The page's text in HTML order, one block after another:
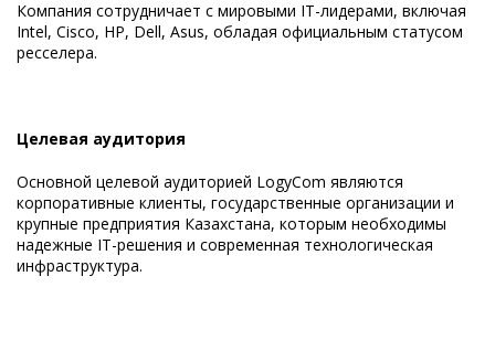
Компания сотрудничает с мировыми IT-лидерами, включая
Intel, Cisco, HP, Dell, Asus, обладая официальным статусом
ресселера.
Целевая аудитория
Основной целевой аудиторией LogyCom являются
корпоративные клиенты, государственные организации и
крупные предприятия Казахстана, которым необходимы
надежные IT-решения и современная технологическая
инфраструктура.